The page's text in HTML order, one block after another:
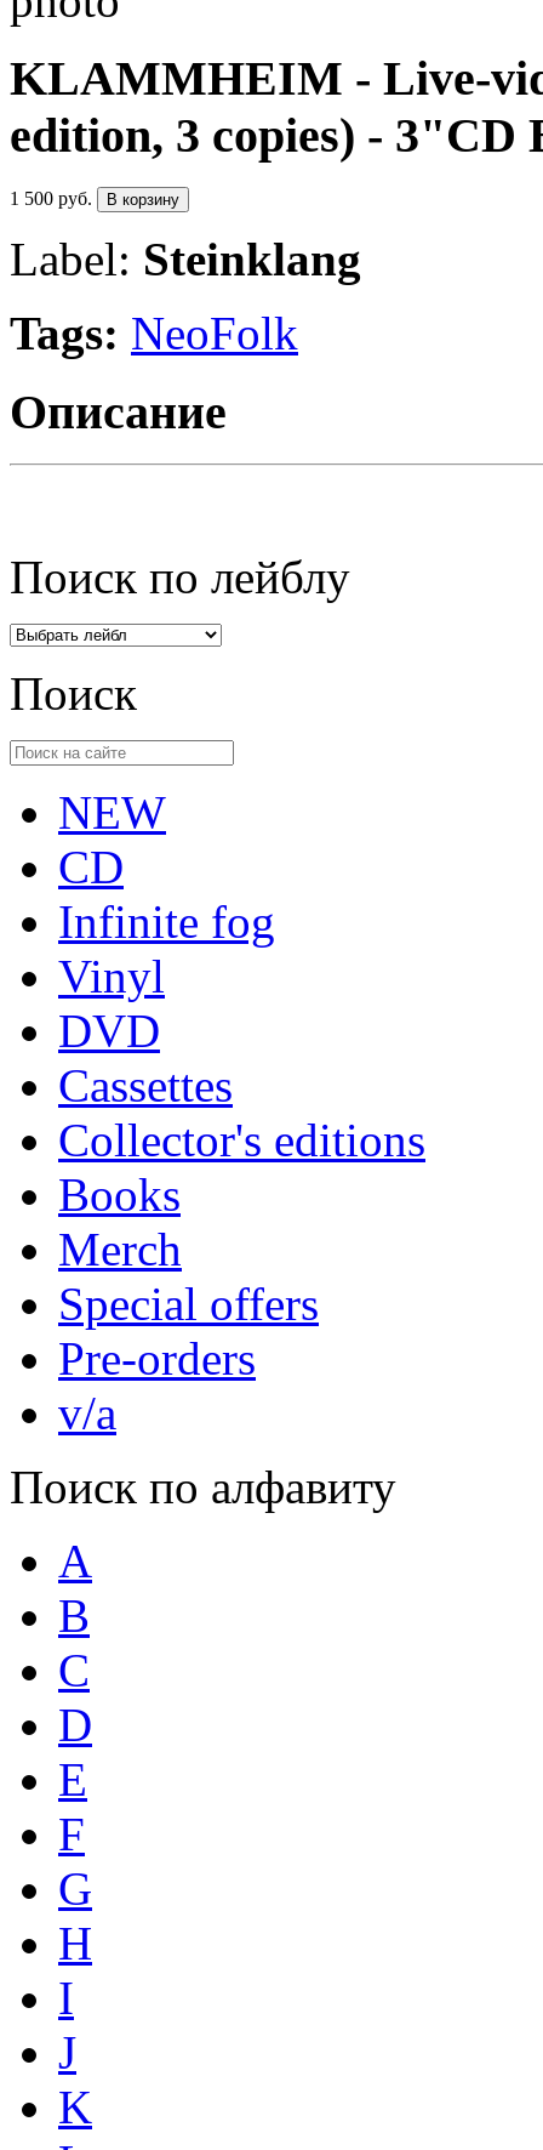
KLAMMHEIM - Live-
edition, 3 copies) - 3"CD
1 500 руб. В корзину
Label: Steinklang
Tags: NeoFolk
Описание
Поиск по лейблу
Поиск
NEW
CD
Infinite fog
Vinyl
DVD
Cassettes
Collector's editions
Books
Merch
Special offers
Pre-orders
v/a
Поиск по алфавиту
A
B
C
D
E
F
G
H
I
J
K